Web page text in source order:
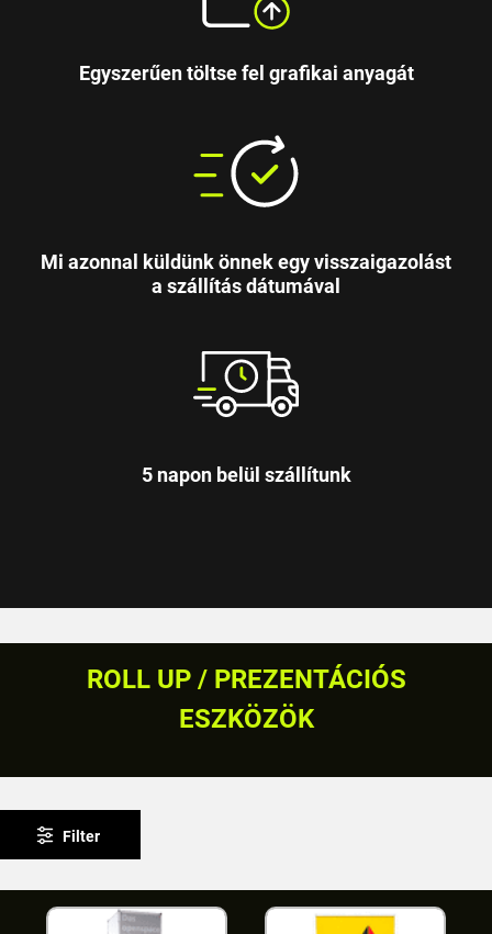
Egyszerűen töltse fel grafikai anyagát
Mi azonnal küldünk önnek egy visszaigazolást
a szállítás dátumával
5 napon belül szállítunk
ROLL UP / PREZENTÁCIÓS
ESZKÖZÖK
Filter